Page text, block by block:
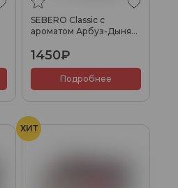
SEBERO Classic с
ароматом Арбуз-Дыня
1450₽
Подробнее
ХИТ